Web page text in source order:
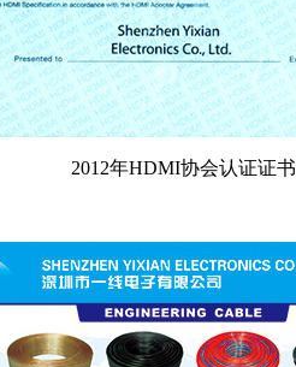
2012年HDMI协会认证证书